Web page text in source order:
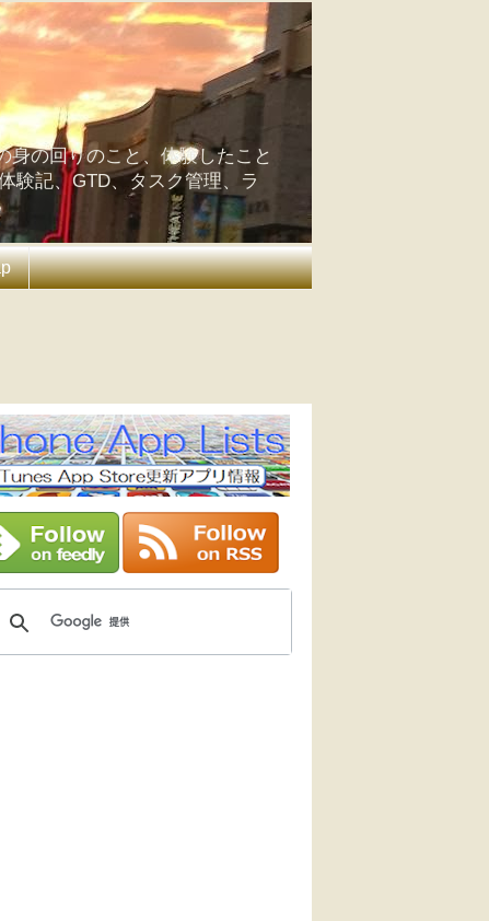
の回りのこと、体験したこと
験記、GTD、タスク管理、ラ